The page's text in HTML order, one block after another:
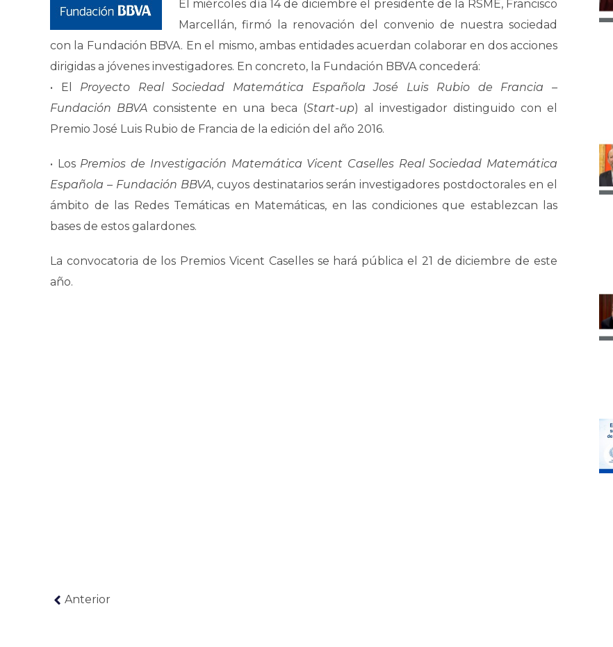
El miércoles día 14 de diciembre el presidente de la RSME, Francisco
Marcellán, firmó la renovación del convenio de nuestra sociedad
con la Fundación BBVA. En el mismo, ambas entidades acuerdan colaborar en dos acciones
dirigidas a jóvenes investigadores. En concreto, la Fundación BBVA concederá:
• El Proyecto Real Sociedad Matemática Española José Luis Rubio de Francia –
Fundación BBVA consistente en una beca (Start-up) al investigador distinguido con el
Premio José Luis Rubio de Francia de la edición del año 2016.
• Los Premios de Investigación Matemática Vicent Caselles Real Sociedad Matemática
Española – Fundación BBVA, cuyos destinatarios serán investigadores postdoctorales en el
ámbito de las Redes Temáticas en Matemáticas, en las condiciones que establezcan las
bases de estos galardones.
La convocatoria de los Premios Vicent Caselles se hará pública el 21 de diciembre de este
año.
Anterior